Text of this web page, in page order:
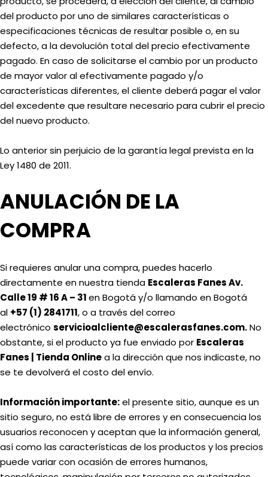
del producto por uno de similares características o
especificaciones técnicas de resultar posible o, en su
defecto, a la devolución total del precio efectivamente
pagado. En caso de solicitarse el cambio por un producto
de mayor valor al efectivamente pagado y/o
características diferentes, el cliente deberá pagar el valor
del excedente que resultare necesario para cubrir el precio
del nuevo producto.
Lo anterior sin perjuicio de la garantía legal prevista en la
Ley 1480 de 2011.
ANULACIÓN DE LA
COMPRA
Si requieres anular una compra, puedes hacerlo
directamente en nuestra tienda Escaleras Fanes Av.
Calle 19 # 16 A – 31en Bogotá y/o llamando en Bogotá
al +57 (1) 2841711, o a través del correo
electrónico servicioalcliente@escalerasfanes.com.No
obstante, si el producto ya fue enviado por Escaleras
Fanes | Tienda Onlinea la dirección que nos indicaste, no
se te devolverá el costo del envío.
Información importante:el presente sitio, aunque es un
sitio seguro, no está libre de errores y en consecuencia los
usuarios reconocen y aceptan que la información general,
así como las características de los productos y los precios
puede variar con ocasión de errores humanos,